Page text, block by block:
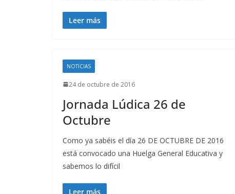
Leer más
NOTICIAS
24 de octubre de 2016
Jornada Lúdica 26 de
Octubre
Como ya sabéis el día 26 DE OCTUBRE DE 2016
está convocado una Huelga General Educativa y
sabemos lo difícil
Leer más